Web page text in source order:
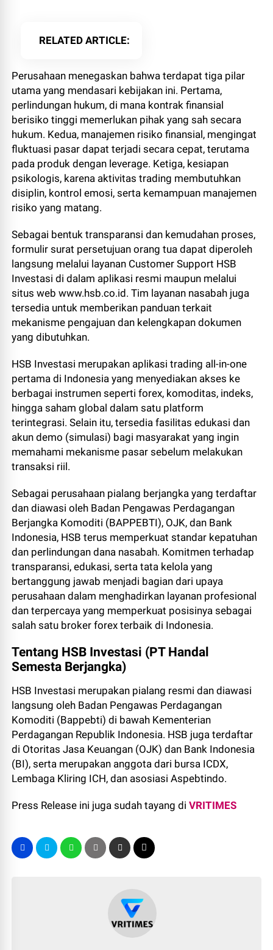
RELATED ARTICLE
Perusahaan menegaskan bahwa terdapat tiga pilar
utama yang mendasari kebijakan ini. Pertama,
perlindungan hukum, di mana kontrak finansial
berisiko tinggi memerlukan pihak yang sah secara
hukum. Kedua, manajemen risiko finansial, mengingat
fluktuasi pasar dapat terjadi secara cepat, terutama
pada produk dengan leverage. Ketiga, kesiapan
psikologis, karena aktivitas trading membutuhkan
disiplin, kontrol emosi, serta kemampuan manajemen
risiko yang matang.
Sebagai bentuk transparansi dan kemudahan proses,
formulir surat persetujuan orang tua dapat diperoleh
langsung melalui layanan Customer Support HSB
Investasi di dalam aplikasi resmi maupun melalui
situs web www.hsb.co.id. Tim layanan nasabah juga
tersedia untuk memberikan panduan terkait
mekanisme pengajuan dan kelengkapan dokumen
yang dibutuhkan.
HSB Investasi merupakan aplikasi trading all-in-one
pertama di Indonesia yang menyediakan akses ke
berbagai instrumen seperti forex, komoditas, indeks,
hingga saham global dalam satu platform
terintegrasi. Selain itu, tersedia fasilitas edukasi dan
akun demo (simulasi) bagi masyarakat yang ingin
memahami mekanisme pasar sebelum melakukan
transaksi riil.
Sebagai perusahaan pialang berjangka yang terdaftar
dan diawasi oleh Badan Pengawas Perdagangan
Berjangka Komoditi (BAPPEBTI), OJK, dan Bank
Indonesia, HSB terus memperkuat standar kepatuhan
dan perlindungan dana nasabah. Komitmen terhadap
transparansi, edukasi, serta tata kelola yang
bertanggung jawab menjadi bagian dari upaya
perusahaan dalam menghadirkan layanan profesional
dan terpercaya yang memperkuat posisinya sebagai
salah satu broker forex terbaik di Indonesia.
Tentang HSB Investasi (PT Handal
Semesta Berjangka)
HSB Investasi merupakan pialang resmi dan diawasi
langsung oleh Badan Pengawas Perdagangan
Komoditi (Bappebti) di bawah Kementerian
Perdagangan Republik Indonesia. HSB juga terdaftar
di Otoritas Jasa Keuangan (OJK) dan Bank Indonesia
(BI), serta merupakan anggota dari bursa ICDX,
Lembaga Kliring ICH, dan asosiasi Aspebtindo.
Press Release ini juga sudah tayang diVRITIMES